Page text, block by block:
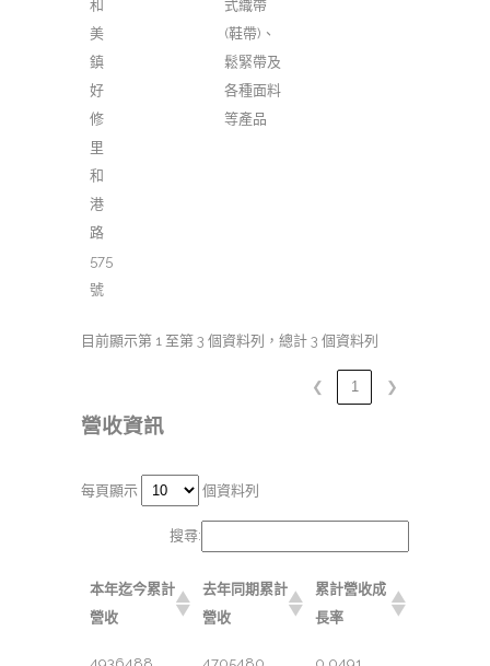
和
美
鎮
好
修
里
和
港
路
575
號
式織帶
(鞋帶)、
鬆緊帶及
各種面料
等產品
目前顯示第 1 至第 3 個資料列，總計 3 個資料列
❮ 1 ❯
營收資訊
每頁顯示 個資料列
搜尋:
本年迄今累計
營收
去年同期累計
營收
累計營收成
長率